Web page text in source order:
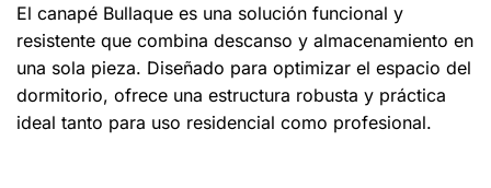
El canapé Bullaque es una solución funcional y
resistente que combina descanso y almacenamiento en
una sola pieza. Diseñado para optimizar el espacio del
dormitorio, ofrece una estructura robusta y práctica
ideal tanto para uso residencial como profesional.